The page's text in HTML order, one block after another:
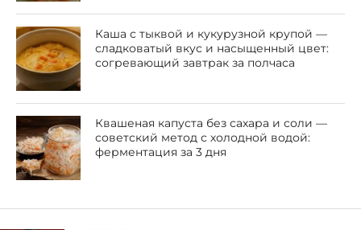
Каша с тыквой и кукурузной крупой —
сладковатый вкус и насыщенный цвет:
согревающий завтрак за полчаса
Квашеная капуста без сахара и соли —
советский метод с холодной водой:
ферментация за 3 дня